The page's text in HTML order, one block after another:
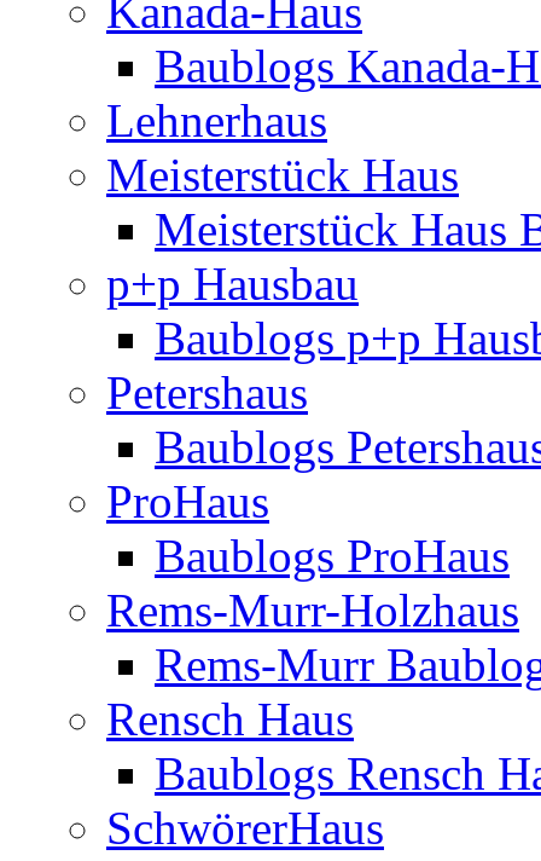
Kanada-Haus
Baublogs Kanada-
Lehnerhaus
Meisterstück Haus
Meisterstück Haus
p+p Hausbau
Baublogs p+p
Petershaus
Baublogs
ProHaus
Baublogs ProHaus
Rems-Murr-Holzhaus
Rems-Murr
Rensch Haus
Baublogs Rensch
SchwörerHaus